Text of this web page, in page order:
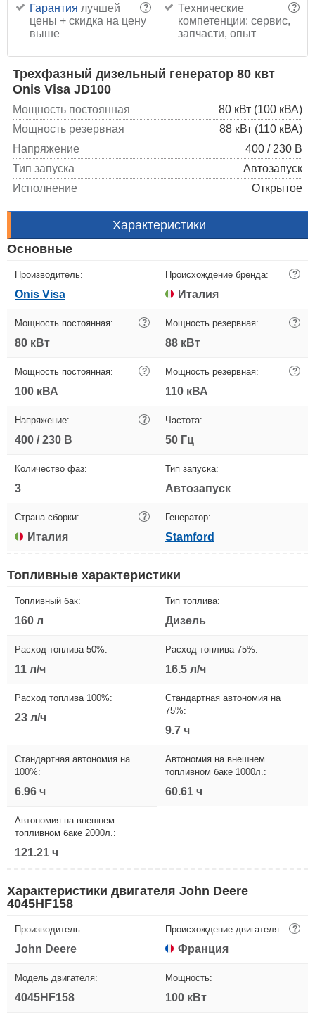
?
Гарантия лучшей
цены + скидка на цену
выше
?
Технические
компетенции: сервис,
запчасти, опыт
Трехфазный дизельный генератор 80 квт
Onis Visa JD100
Мощность постоянная
80 кВт (100 кВА)
Мощность резервная
88 кВт (110 кВА)
Напряжение
400 / 230 В
Тип запуска
Автозапуск
Исполнение
Открытое
Характеристики
Основные
Производитель:
Onis Visa
Происхождение бренда: ?
Италия
Мощность постоянная: ?
80 кВт
Мощность резервная: ?
88 кВт
Мощность постоянная: ?
100 кВА
Мощность резервная: ?
110 кВА
Напряжение: ?
400 / 230 В
Частота:
50 Гц
Количество фаз:
3
Тип запуска:
Автозапуск
Страна сборки: ?
Италия
Генератор:
Stamford
Топливные характеристики
Топливный бак:
160 л
Тип топлива:
Дизель
Расход топлива 50%:
11 л/ч
Расход топлива 75%:
16.5 л/ч
Расход топлива 100%:
23 л/ч
Стандартная автономия на
75%:
9.7 ч
Стандартная автономия на
100%:
6.96 ч
Автономия на внешнем
топливном баке 1000л.:
60.61 ч
Автономия на внешнем
топливном баке 2000л.:
121.21 ч
Характеристики двигателя John Deere
4045HF158
Производитель:
John Deere
Происхождение двигателя: ?
Франция
Модель двигателя:
4045HF158
Мощность:
100 кВт